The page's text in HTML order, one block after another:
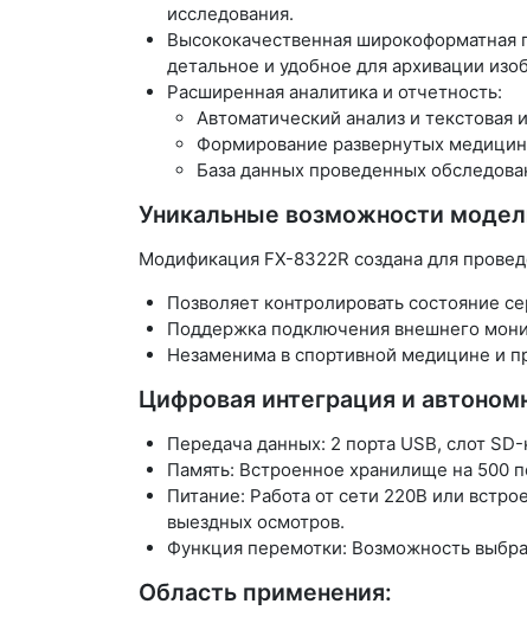
исследования.
Высококачественная широкоформатная
детальное и удобное для архивации
Расширенная аналитика и отчетность:
Автоматический анализ и текстовая
Формирование развернутых
База данных проведенных
Уникальные возможности
Модификация FX-8322R создана для
Позволяет контролировать состояние
Поддержка подключения внешнего
Незаменима в спортивной медицине и
Цифровая интеграция и
Передача данных: 2 порта USB, слот
Память: Встроенное хранилище на 500
Питание: Работа от сети 220В или
выездных осмотров.
Функция перемотки: Возможность
Область применения: